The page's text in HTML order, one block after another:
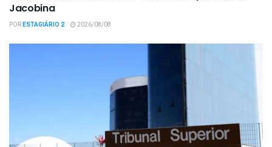
Jacobina
PORESTAGIÁRIO 2 2026/08/08